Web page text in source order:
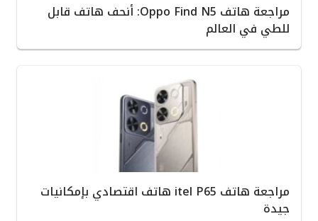
مراجعة هاتف Oppo Find N5: أنحف هاتف قابل
للطي في العالم
مراجعة هاتف itel P65 هاتف اقتصادي بإمكانيات
جيدة